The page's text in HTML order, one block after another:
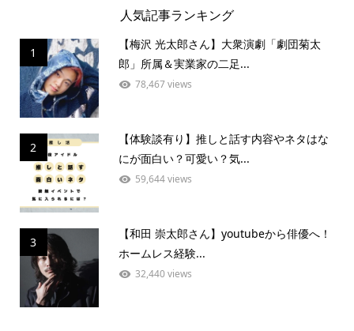
人気記事ランキング
1
【梅沢 光太郎さん】大衆演劇「劇団菊太
郎」所属＆実業家の二足...
78,467 views
2
【体験談有り】推しと話す内容やネタはな
にが面白い？可愛い？気...
59,644 views
3
【和田 崇太郎さん】youtubeから俳優へ！
ホームレス経験...
32,440 views